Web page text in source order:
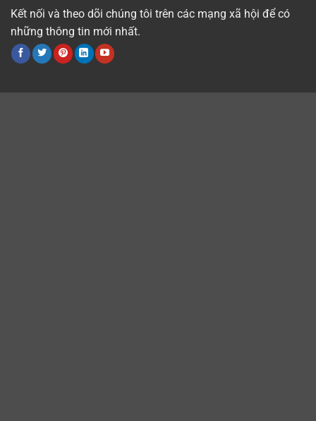
Kết nối và theo dõi chúng tôi trên các mạng xã hội để có
những thông tin mới nhất.